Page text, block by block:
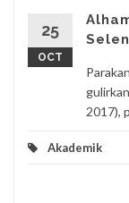
25
OCT
2017),
Akademik